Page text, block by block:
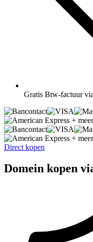
Gratis Btw-factuur
+ meer
+ meer
Direct kopen
Domein kopen